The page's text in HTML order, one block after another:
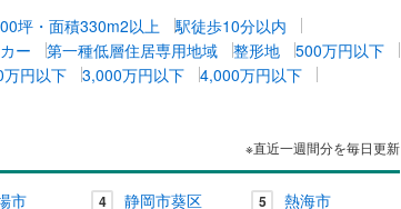
坪・面積330m2以上
駅徒歩10分以内
ー 第一種低層住居専用地域 整形地
500万円以下
円以下 3,000万円以下
4,000万円以下
※直近一週間分を毎日更新
市 4 静岡市葵区 5 熱海市